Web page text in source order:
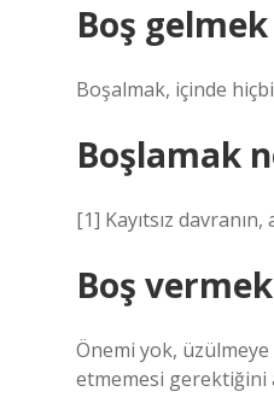
Boş
Boşalmak, içinde
Boşlamak
[1] Kayıtsız
Boş
Önemi yok,
etmemesi gerektiğini